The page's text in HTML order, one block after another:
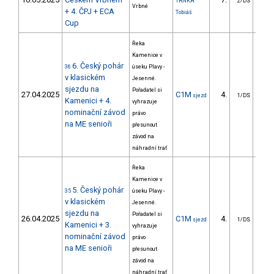
+ 4. ČPJ + ECA
Cup
Vrbné
Tobiáš
27.04.2025
36 6. Český pohár
v klasickém
sjezdu na
Kamenici + 4.
nominační závod
na ME senioři
Řeka
Kamenice v
úseku Plavy -
Jesenné.
Pořadatel si
vyhrazuje
právo
přesunout
závod na
náhradní trať
C1M sjezd 4. 1/DS
26.04.2025
35 5. Český pohár
v klasickém
sjezdu na
Kamenici + 3.
nominační závod
na ME senioři
Řeka
Kamenice v
úseku Plavy -
Jesenné.
Pořadatel si
vyhrazuje
právo
přesunout
závod na
náhradní trať
C1M sjezd 4. 1/DS